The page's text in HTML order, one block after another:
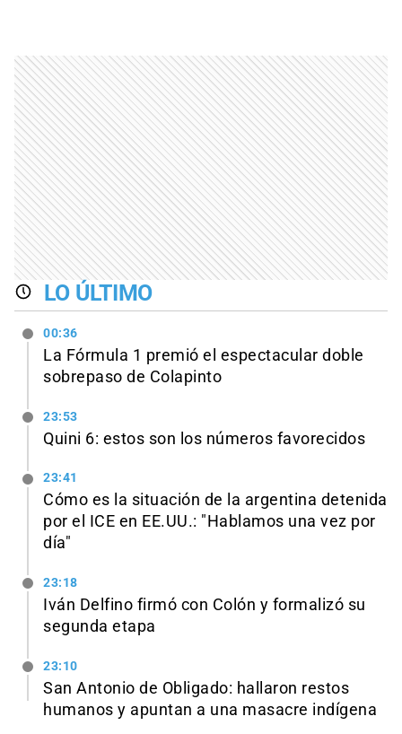
LO ÚLTIMO
00:36
La Fórmula 1 premió el espectacular doble
sobrepaso de Colapinto
23:53
Quini 6: estos son los números favorecidos
23:41
Cómo es la situación de la argentina detenida
por el ICE en EE.UU.: "Hablamos una vez por
día"
23:18
Iván Delfino firmó con Colón y formalizó su
segunda etapa
23:10
San Antonio de Obligado: hallaron restos
humanos y apuntan a una masacre indígena